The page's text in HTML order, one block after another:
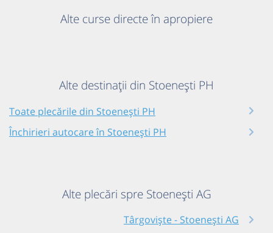
Alte curse directe în apropiere
Alte destinații din Stoenești PH
Toate plecările din Stoenești PH
Închirieri autocare în Stoenești PH
Alte plecări spre Stoenești AG
Târgoviște - Stoenești AG